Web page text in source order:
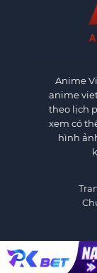
Anime
anime
theo lịch
xem có
hình